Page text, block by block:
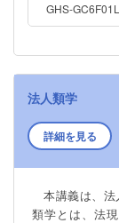
GHS-
法人類学
詳細を見る
本講義は、法
類学とは、法